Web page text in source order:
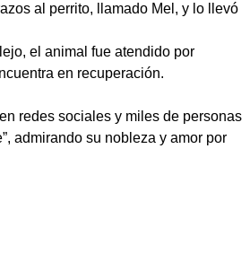
al perrito, llamado Mel, y lo llevó
el animal fue atendido por
en recuperación.
redes sociales y miles de personas
admirando su nobleza y amor por